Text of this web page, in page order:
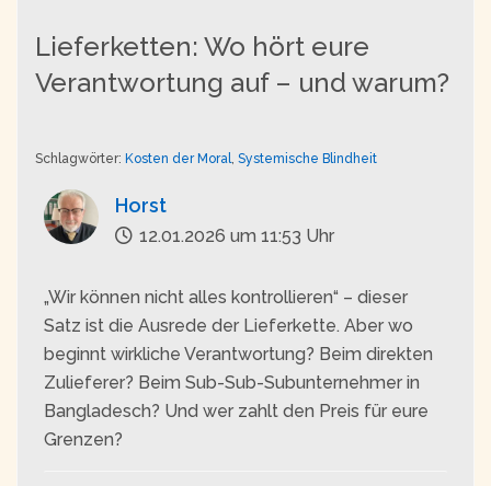
Lieferketten: Wo hört eure
Verantwortung auf – und warum?
Schlagwörter: Kosten der Moral, Systemische Blindheit
Horst
12.01.2026 um 11:53 Uhr
„Wir können nicht alles kontrollieren“ – dieser
Satz ist die Ausrede der Lieferkette. Aber wo
beginnt wirkliche Verantwortung? Beim direkten
Zulieferer? Beim Sub-Sub-Subunternehmer in
Bangladesch? Und wer zahlt den Preis für eure
Grenzen?